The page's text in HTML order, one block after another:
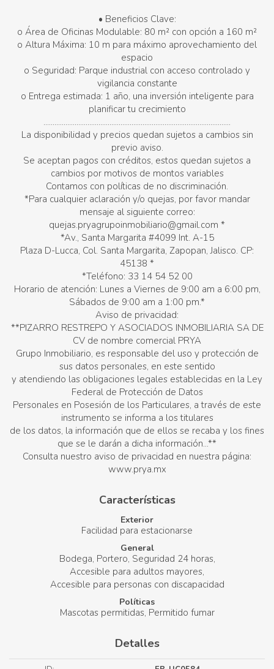
• Beneficios Clave:
o Área de Oficinas Modulable: 80 m² con opción a 160 m²
o Altura Máxima: 10 m para máximo aprovechamiento del
espacio
o Seguridad: Parque industrial con acceso controlado y
vigilancia constante
o Entrega estimada: 1 año, una inversión inteligente para
planificar tu crecimiento
......................................................................................................
La disponibilidad y precios quedan sujetos a cambios sin
previo aviso.
Se aceptan pagos con créditos, estos quedan sujetos a
cambios por motivos de montos variables
Contamos con políticas de no discriminación.
*Para cualquier aclaración y/o quejas, por favor mandar
mensaje al siguiente correo:
quejas.pryagrupoinmobiliario@gmail.com *
*Av., Santa Margarita #4099 Int. A-15
Plaza D-Lucca, Col. Santa Margarita, Zapopan, Jalisco. CP:
45138 *
*Teléfono: 33 14 54 52 00
Horario de atención: Lunes a Viernes de 9:00 am a 6:00 pm,
Sábados de 9:00 am a 1:00 pm.*
Aviso de privacidad:
**PIZARRO RESTREPO Y ASOCIADOS INMOBILIARIA SA DE
CV de nombre comercial PRYA
Grupo Inmobiliario, es responsable del uso y protección de
sus datos personales, en este sentido
y atendiendo las obligaciones legales establecidas en la Ley
Federal de Protección de Datos
Personales en Posesión de los Particulares, a través de este
instrumento se informa a los titulares
de los datos, la información que de ellos se recaba y los fines
que se le darán a dicha información...**
Consulta nuestro aviso de privacidad en nuestra página:
www.prya.mx
Características
Exterior
Facilidad para estacionarse
General
Bodega Portero Seguridad 24 horas
Accesible para adultos mayores
Accesible para personas con discapacidad
Políticas
Mascotas permitidas Permitido fumar
Detalles